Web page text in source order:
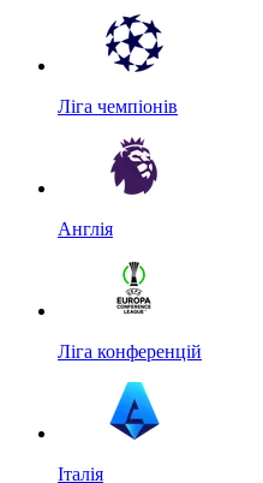
Ліга чемпіонів
Англія
Ліга конференцій
Італія